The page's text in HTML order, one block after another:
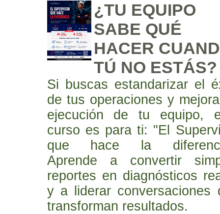
¿TU EQUIPO
SABE QUÉ
HACER
TÚ NO ESTÁS?
Si buscas estandarizar el
de tus operaciones y
ejecución de tu equipo,
curso es para ti: "El
que hace la
Aprende a convertir
reportes en diagnósticos
y a liderar conversaciones
transforman resultados.